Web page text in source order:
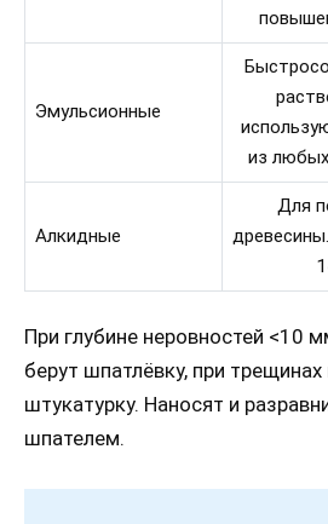
Эмульсионные
из
Алкидные
Для
При глубине неровностей <10
берут шпатлёвку, при
штукатурку. Наносят и
шпателем.